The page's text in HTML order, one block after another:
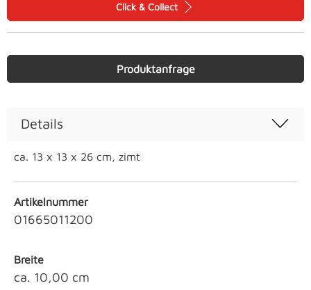
Click & Collect
Produktanfrage
Details
ca. 13 x 13 x 26 cm, zimt
Artikelnummer
01665011200
Breite
ca. 10,00 cm